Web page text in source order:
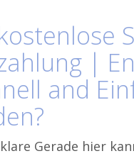
|
and
klare Gerade hier